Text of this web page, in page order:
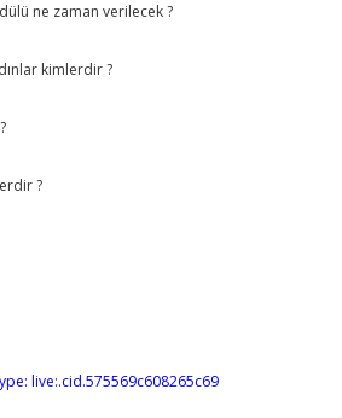
ne zaman verilecek ?
kimlerdir ?
?
live:.cid.575569c608265c69